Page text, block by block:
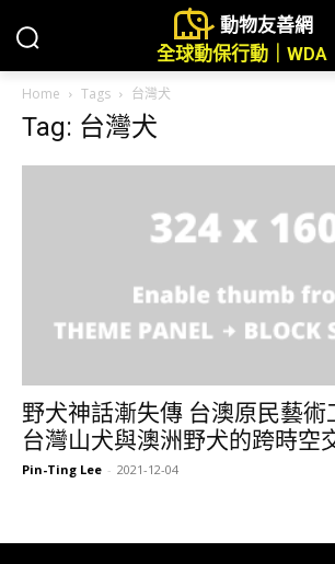
動物友善網
全球動保行動｜WDA
Home Tags 台灣犬
Tag: 台灣犬
野犬神話漸失傳 台澳原民藝術
台灣山犬與澳洲野犬的跨時空
Pin-Ting Lee - 2021-12-04